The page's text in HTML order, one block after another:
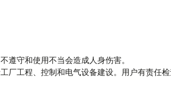
遵守和使用不当会造成人身伤害。
厂工程、控制和电气设备建设。用户有责任